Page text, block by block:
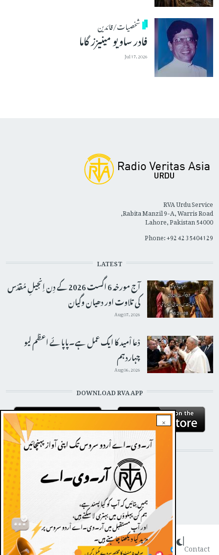
شخصیات/قائدین
فادر ساویو مینیزز گاما
Jul 17, 2026
×
RVA Urdu Service
Rabita Manzil 9-A, Warris Road,
Lahore, Pakistan 54000
Phone: +92 42 35404129
LATEST
آج مورخہ 6 اگست 2026 کے دِن اِنجیلِ مُقدّس
کی تلاوت اور دھیان وگیان
Aug 07, 2026
دْعا اْمید کا ایک عمل ہے۔پاپائے اعظم لیو
چہاردہم
Aug 06, 2026
DOWNLOAD RVA APP
STAY CONNECTED WITH US!
Contact
|
Dark theme